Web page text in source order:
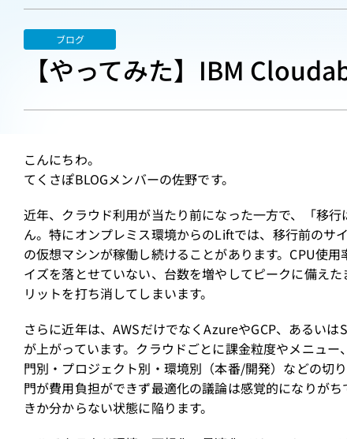
ブログ
【やってみた】IBM
こんにちわ。
てくさぽBLOGメンバーの佐野です。
近年、クラウド利用が当たり前になった一方で、「移
ん。特にオンプレミス環境からのLiftでは、移行前のサ
の仮想マシンが稼働し続けることがあります。CPU使
イズを落とせていない、台数を増やしてピークに備え
リットを打ち消してしまいます。
さらに近年は、AWSだけでなくAzureやGCP、あるい
が上がっています。クラウドごとに課金粒度やメニュ
門別・プロジェクト別・環境別（本番/開発）などの切
門が費用負担ができず最適化の議論は感覚的になりが
きか分からない状態に陥ります。